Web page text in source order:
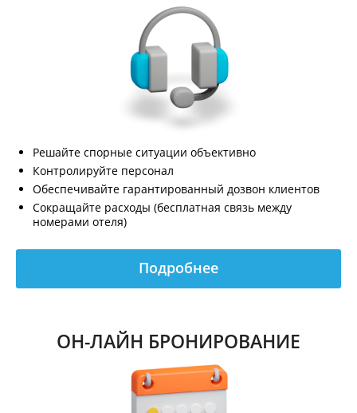
Решайте спорные ситуации объективно
Контролируйте персонал
Обеспечивайте гарантированный дозвон клиентов
Сокращайте расходы (бесплатная связь между
номерами отеля)
Подробнее
ОН-ЛАЙН БРОНИРОВАНИЕ